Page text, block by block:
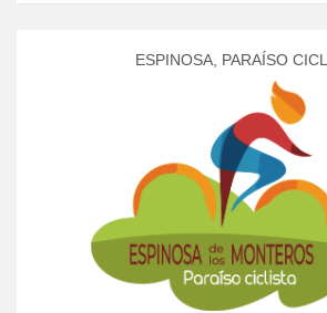
ESPINOSA, PARAÍSO